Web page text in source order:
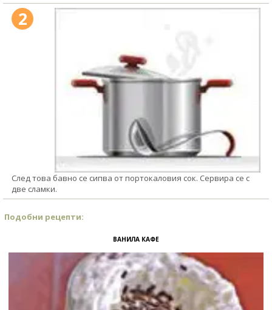
2
След това бавно се сипва от портокаловия сок. Сервира се с
две сламки.
Подобни рецепти:
ВАНИЛА КАФЕ